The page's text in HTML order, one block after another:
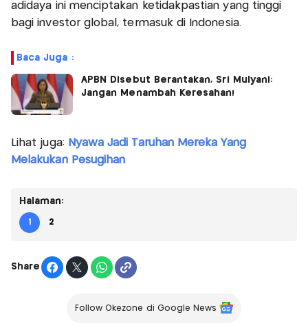
adidaya ini menciptakan ketidakpastian yang tinggi
bagi investor global, termasuk di Indonesia.
Baca Juga :
APBN Disebut Berantakan, Sri Mulyani:
Jangan Menambah Keresahan!
Lihat juga: Nyawa Jadi Taruhan Mereka Yang
Melakukan Pesugihan
Halaman:
1 2
Share
Follow Okezone di Google News